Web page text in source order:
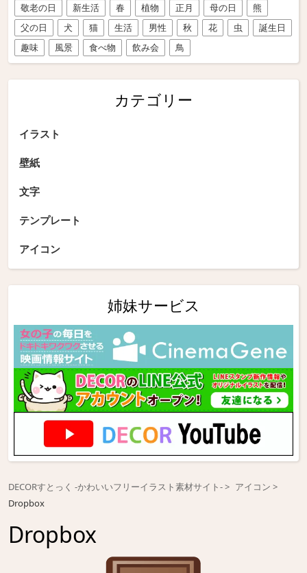
敬老の日
新生活 春 植物 正月 母の日
熊
父の日
犬 猫 生活 男性 秋 花 虫
誕生日
趣味
風景 食べ物 飲み会 鳥
カテゴリー
イラスト
壁紙
文字
テンプレート
アイコン
姉妹サービス
DECORすとっく -かわいいフリーイラスト素材サイト-
アイコン
Dropbox
Dropbox